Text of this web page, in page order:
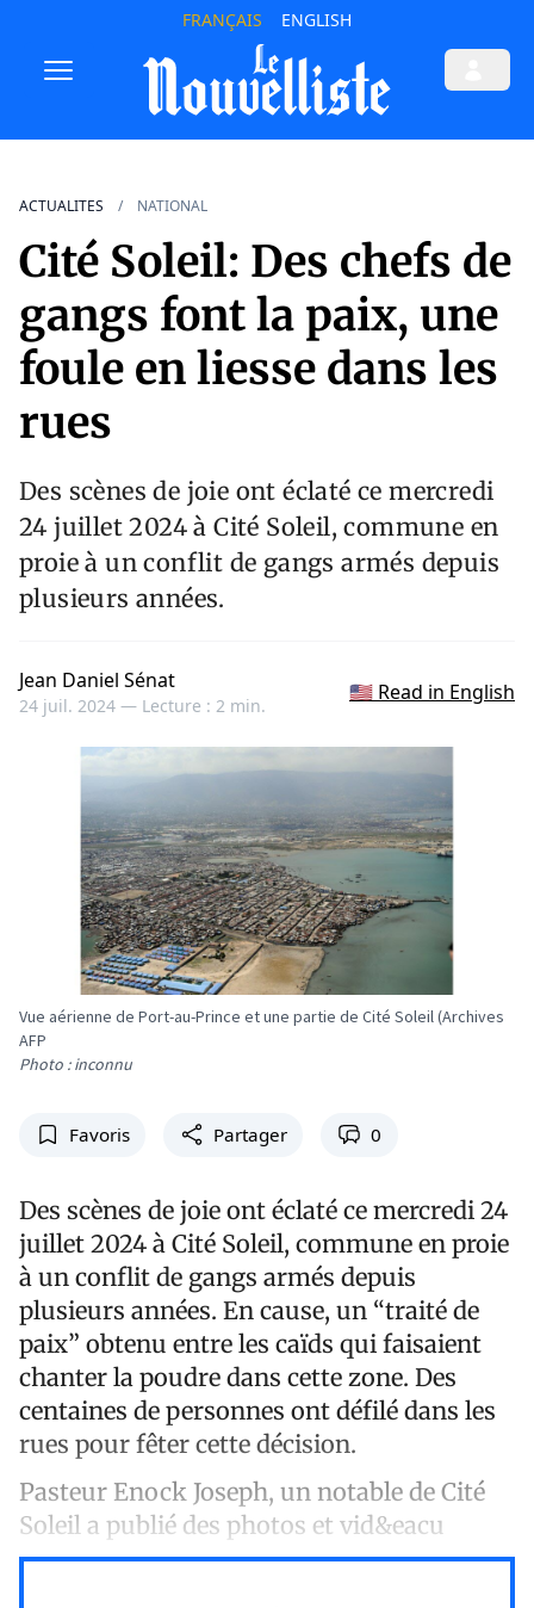
FRANÇAIS ENGLISH
ACTUALITES NATIONAL
Cité Soleil: Des chefs de
gangs font la paix, une
foule en liesse dans les
rues
Des scènes de joie ont éclaté ce mercredi
24 juillet 2024 à Cité Soleil, commune en
proie à un conflit de gangs armés depuis
plusieurs années.
Jean Daniel Sénat
24 juil. 2024 — Lecture : 2 min.
🇺🇸 Read in English
Vue aérienne de Port-au-Prince et une partie de Cité Soleil (Archives
AFP
Photo : inconnu
Favoris Partager 0
Des scènes de joie ont éclaté ce mercredi 24
juillet 2024 à Cité Soleil, commune en proie
à un conflit de gangs armés depuis
plusieurs années. En cause, un “traité de
paix” obtenu entre les caïds qui faisaient
chanter la poudre dans cette zone. Des
centaines de personnes ont défilé dans les
rues pour fêter cette décision.
Pasteur Enock Joseph, un notable de Cité
Soleil a publié des photos et vid&eacu